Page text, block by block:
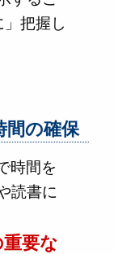
把握し
間の確保
時間を
読書に
要な